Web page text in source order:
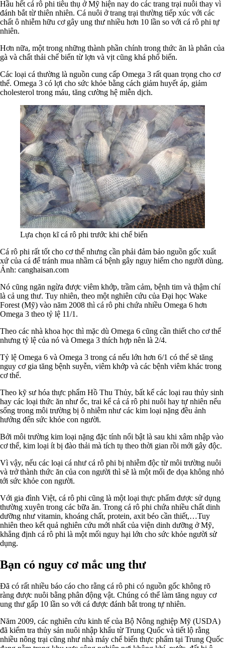
Hầu hết cá rô phi tiêu thụ ở Mỹ hiện nay do các trang trại nuôi thay vì
đánh bắt từ thiên nhiên. Cá nuôi ở trang trại thường tiếp xúc với các
chất ô nhiễm hữu cơ gây ung thư nhiều hơn 10 lần so với cá rô phi tự
nhiên.
Hơn nữa, một trong những thành phần chính trong thức ăn là phân của
gà và chất thải chế biến từ lợn và vịt cũng khá phổ biến.
Các loại cá thường là nguồn cung cấp Omega 3 rất quan trọng cho cơ
thể. Omega 3 có lợi cho sức khỏe bằng cách giảm huyết áp, giảm
cholesterol trong máu, tăng cường hệ miễn dịch.
Lựa chọn kĩ cá rô phi trước khi chế biến
Cá rô phi rất tốt cho cơ thể nhưng cần phải đảm bảo nguồn gốc xuất
xứ của cá để tránh mua nhầm cá bệnh gây nguy hiểm cho người dùng.
Ảnh: canghaisan.com
Nó cũng ngăn ngừa được viêm khớp, trầm cảm, bệnh tim và thậm chí
là cả ung thư. Tuy nhiên, theo một nghiên cứu của Đại học Wake
Forest (Mỹ) vào năm 2008 thì cá rô phi chứa nhiều Omega 6 hơn
Omega 3 theo tỷ lệ 11/1.
Theo các nhà khoa học thì mặc dù Omega 6 cũng cần thiết cho cơ thể
nhưng tỷ lệ của nó và Omega 3 thích hợp nên là 2/4.
Tỷ lệ Omega 6 và Omega 3 trong cá nếu lớn hơn 6/1 có thể sẽ tăng
nguy cơ gia tăng bệnh suyễn, viêm khớp và các bệnh viêm khác trong
cơ thể.
Theo kỹ sư hóa thực phẩm Hồ Thu Thủy, bất kể các loại rau thủy sinh
hay các loại thức ăn như ốc, trai kể cả cá rô phi nuôi hay tự nhiên nếu
sống trong môi trường bị ô nhiễm như các kim loại nặng đều ảnh
hưởng đến sức khỏe con người.
Bởi môi trường kim loại nặng đặc tính nổi bật là sau khi xâm nhập vào
cơ thể, kim loại ít bị đào thải mà tích tụ theo thời gian rồi mới gây độc.
Vì vậy, nếu các loại cá như cá rô phi bị nhiễm độc từ môi trường nuôi
và trở thành thức ăn của con người thì sẽ là một mối đe dọa không nhỏ
tới sức khỏe con người.
Với gia đình Việt, cá rô phi cũng là một loại thực phẩm được sử dụng
thường xuyên trong các bữa ăn. Trong cá rô phi chứa nhiều chất dinh
dưỡng như vitamin, khoáng chất, protein, axit béo cần thiết,…Tuy
nhiên theo kết quả nghiên cứu mới nhất của viện dinh dưỡng ở Mỹ,
khẳng định cá rô phi là một mối nguy hại lớn cho sức khỏe người sử
dụng.
Bạn có nguy cơ mắc ung thư
Đã có rất nhiều báo cáo cho rằng cá rô phi có nguồn gốc không rõ
ràng được nuôi bằng phân động vật. Chúng có thể làm tăng nguy cơ
ung thư gấp 10 lần so với cá được đánh bắt trong tự nhiên.
Năm 2009, các nghiên cứu kinh tế của Bộ Nông nghiệp Mỹ (USDA)
đã kiểm tra thủy sản nuôi nhập khẩu từ Trung Quốc và tiết lộ rằng
nhiều nông trại cũng như nhà máy chế biến thực phẩm tại Trung Quốc